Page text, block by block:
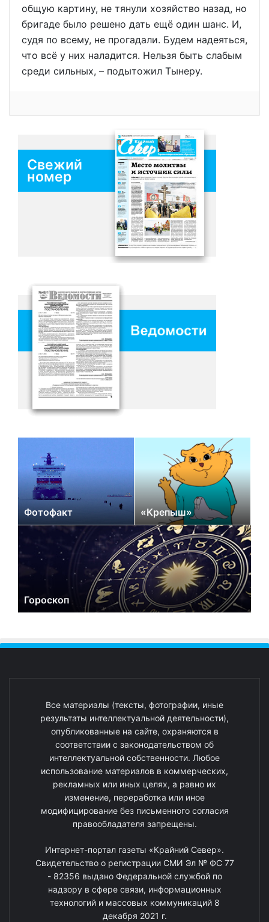
общую картину, не тянули хозяйство назад, но
бригаде было решено дать ещё один шанс. И,
судя по всему, не прогадали. Будем надеяться,
что всё у них наладится. Нельзя быть слабым
среди сильных, – подытожил Тынеру.
Свежий
номер
Фотофакт «Крепыш»
Гороскоп
Все материалы (тексты, фотографии, иные
результаты интеллектуальной деятельности),
опубликованные на сайте, охраняются в
соответствии с законодательством об
интеллектуальной собственности. Любое
использование материалов в коммерческих,
рекламных или иных целях, а равно их
изменение, переработка или иное
модифицирование без письменного согласия
правообладателя запрещены.
Интернет-портал газеты «Крайний Север».
Свидетельство о регистрации СМИ Эл № ФС 77
- 82356 выдано Федеральной службой по
надзору в сфере связи, информационных
технологий и массовых коммуникаций 8
декабря 2021 г.